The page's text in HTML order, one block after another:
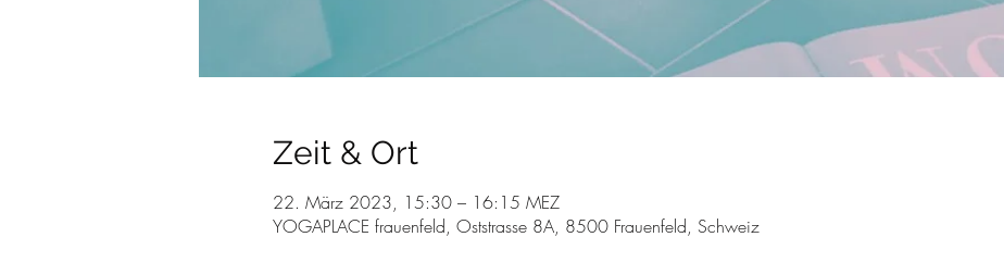
Zeit & Ort
22. März 2023, 15:30 – 16:15 MEZ
YOGAPLACE frauenfeld, Oststrasse 8A, 8500 Frauenfeld, Schweiz